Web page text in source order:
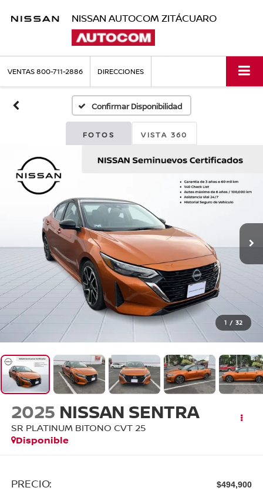
NISSAN AUTOCOM ZITÁCUARO
VENTAS800-711-2886 DIRECCIONES
Confirmar Disponibilidad
FOTOS VISTA 360
1 / 32
2025 NISSAN SENTRA
SR PLATINUM BITONO CVT 25
Disponible
PRECIO: $494,900